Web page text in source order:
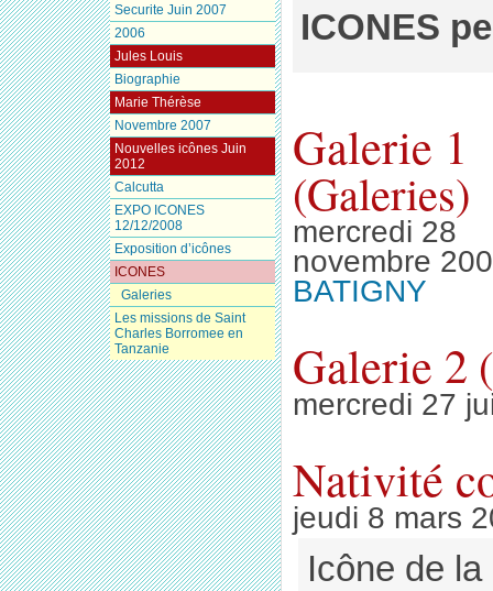
ICONES
Galerie 1
(Galeries)
mercredi 28
novembre
BATIGNY
Galerie 2
mercredi 27
Nativité
jeudi 8 mars
Icône de
Securite Juin 2007
2006
Jules Louis
Biographie
Marie Thérèse
Novembre 2007
Nouvelles icônes Juin
2012
Calcutta
EXPO ICONES
12/12/2008
Exposition d’icônes
ICONES
Galeries
Les missions de Saint
Charles Borromee en
Tanzanie